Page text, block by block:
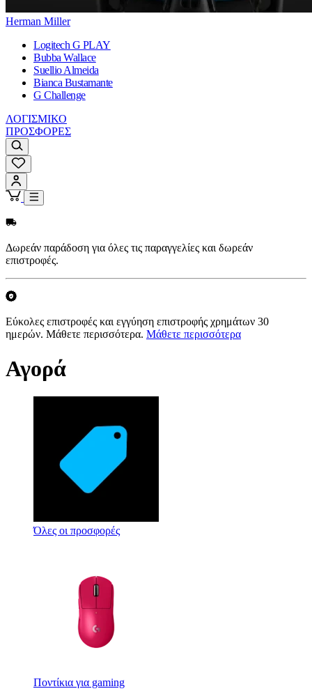
Herman Miller
Logitech G PLAY
Bubba Wallace
Suellio Almeida
Bianca Bustamante
G Challenge
ΛΟΓΙΣΜΙΚΟ
ΠΡΟΣΦΟΡΕΣ
Δωρεάν παράδοση για όλες τις παραγγελίες και δωρεάν
επιστροφές.
Εύκολες επιστροφές και εγγύηση επιστροφής χρημάτων 30
ημερών. Μάθετε περισσότερα. Μάθετε περισσότερα
Αγορά
Όλες οι προσφορές
Ποντίκια για gaming